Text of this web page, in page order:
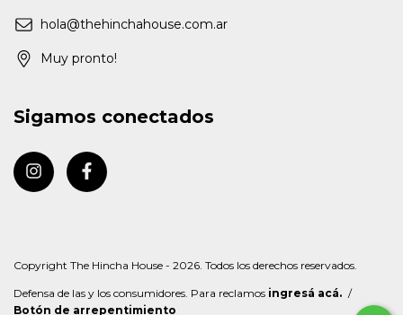
hola@thehinchahouse.com.ar
Muy pronto!
Sigamos conectados
Copyright The Hincha House - 2026. Todos los derechos reservados.
Defensa de las y los consumidores. Para reclamos ingresá acá. /
Botón de arrepentimiento